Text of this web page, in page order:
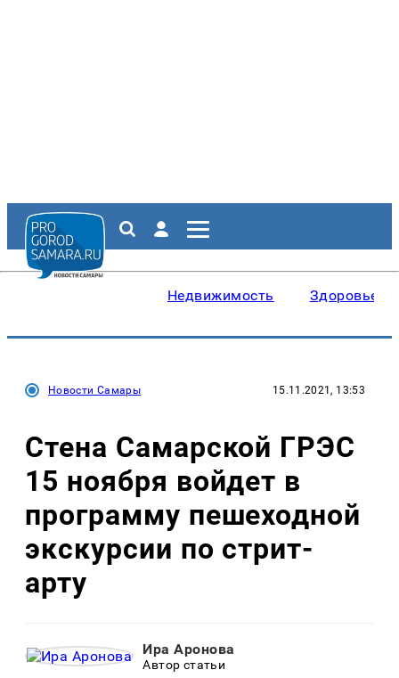
Недвижимость Здоровье
Новости Самары 15.11.2021, 13:53
Стена Самарской ГРЭС
15 ноября войдет в
программу пешеходной
экскурсии по стрит-
арту
Ира Аронова
Автор статьи